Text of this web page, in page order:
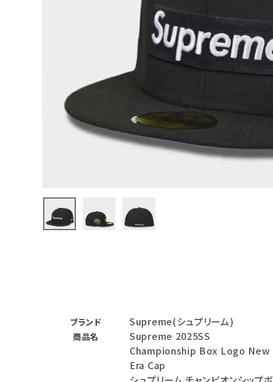
キャップ・ハット
ニット帽・ビーニー
バックパック・リュック
パンツ・ショーツ
ブランド Supreme(シュプリーム)
商品名
Supreme 2025SS
Championship Box Logo New
Era Cap